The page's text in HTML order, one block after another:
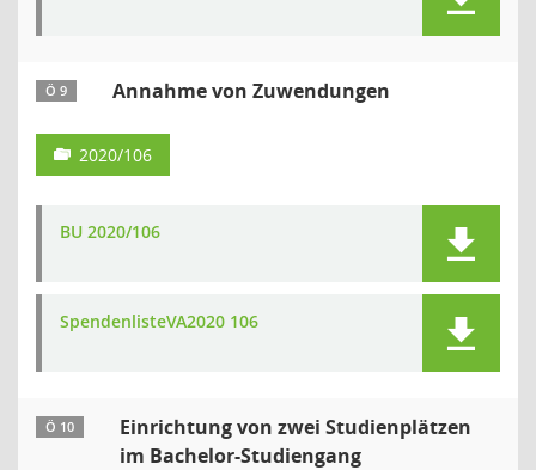
Ö 9 Annahme von Zuwendungen
2020/106
BU 2020/106
SpendenlisteVA2020 106
Ö 10
Einrichtung von zwei Studienplätzen
im Bachelor-Studiengang